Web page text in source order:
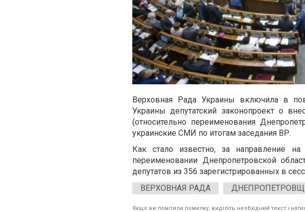
Верховная Рада Украины включила в
Украины депутатский законопроект о
(относительно переименования
украинские СМИ по итогам заседания ВР.
Как стало известно, за направление
переименовании Днепропетровской
депутатов из 356 зарегистрированных в
ВЕРХОВНАЯ РАДА
Якщо ви помітили помилку, виділіть необхідний текст і